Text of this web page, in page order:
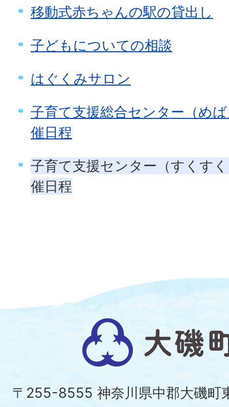
移動式赤ちゃんの駅の貸出し
子どもについての相談
はぐくみサロン
子育て支援総合センター（め
催日程
子育て支援センター（すくす
催日程
大
磯
町
〒255-8555 神奈川県中郡大磯